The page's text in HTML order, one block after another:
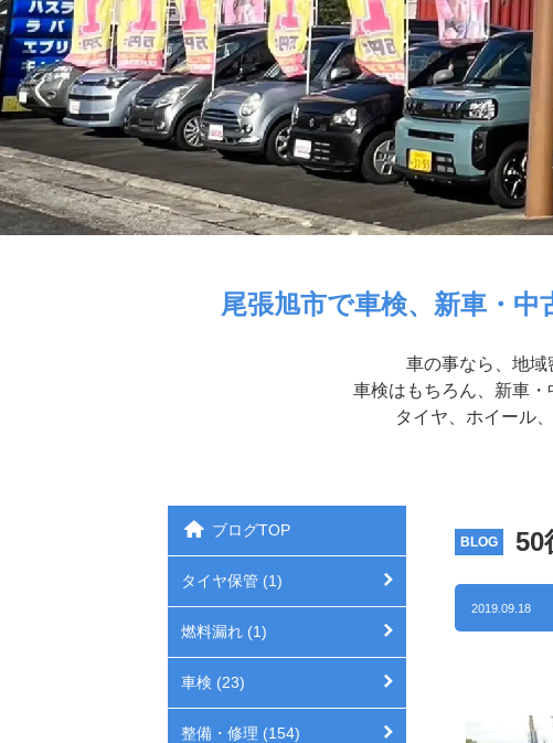
尾張旭市で車検、新車・
車の事なら、地域
車検はもちろん、新車
タイヤ、ホイール
BLOG
2019.09.18
ブログTOP
タイヤ保管 (1)
燃料漏れ (1)
車検 (23)
整備・修理 (154)